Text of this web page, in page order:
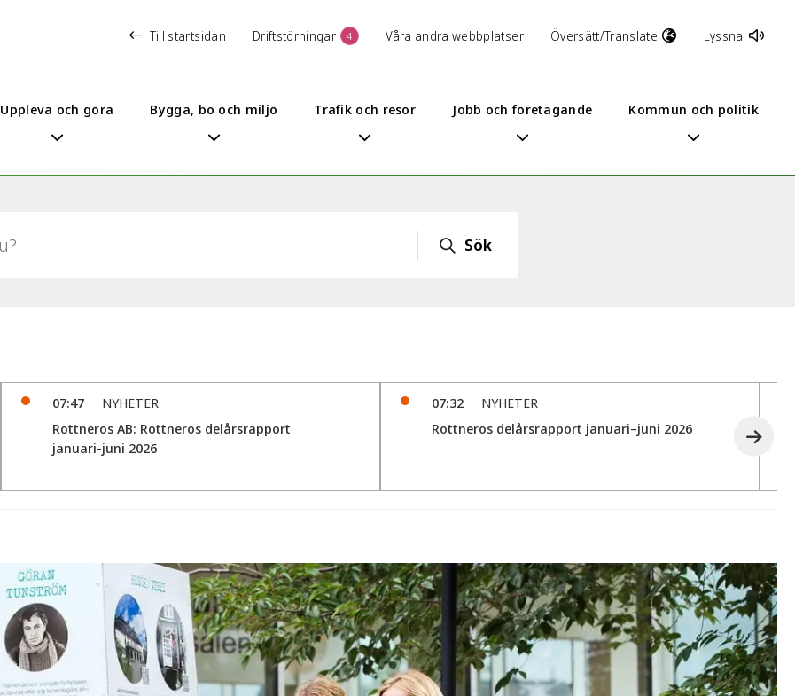
Till startsidan Driftstörningar 4 Våra andra webbplatser Översätt/Translate Lyssna
Uppleva och göra Bygga, bo och miljö Trafik och resor Jobb och företagande Kommun och politik
Sök
07:47
NYHETER
Rottneros AB: Rottneros delårsrapport
januari-juni 2026
07:32
NYHETER
Rottneros delårsrapport januari–juni 2026